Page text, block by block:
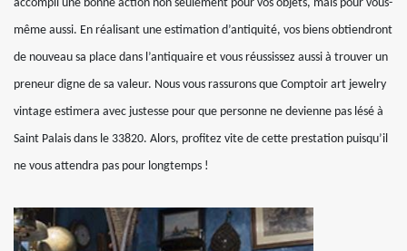
accompli une bonne action non seulement pour vos objets, mais pour vous-
même aussi. En réalisant une estimation d’antiquité, vos biens obtiendront
de nouveau sa place dans l’antiquaire et vous réussissez aussi à trouver un
preneur digne de sa valeur. Nous vous rassurons que Comptoir art jewelry
vintage estimera avec justesse pour que personne ne devienne pas lésé à
Saint Palais dans le 33820. Alors, profitez vite de cette prestation puisqu’il
ne vous attendra pas pour longtemps !